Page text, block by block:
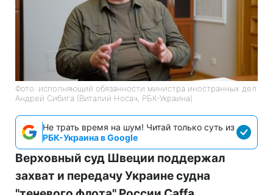
Фото: исполняющий обязанности министра иностранных дел
Андрей Сибига (Виталий Носач, РБК-Украина)
Не трать время на шум! Читай только суть из
РБК-Украина в Google
Верховный суд Швеции поддержал
захват и передачу Украине судна